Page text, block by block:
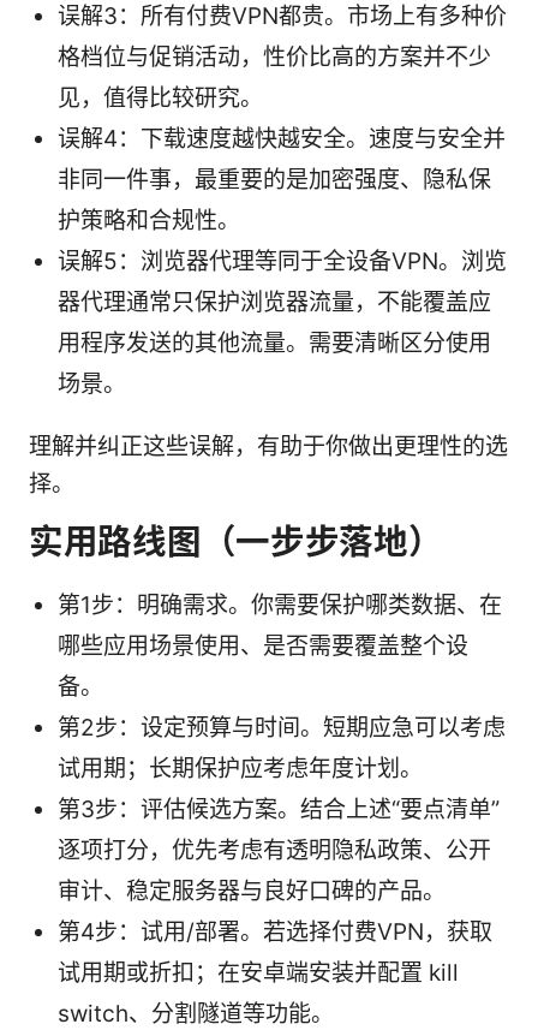
误解3：所有付费VPN都贵。市场上有多种价
格档位与促销活动，性价比高的方案并不少
见，值得比较研究。
误解4：下载速度越快越安全。速度与安全并
非同一件事，最重要的是加密强度、隐私保
护策略和合规性。
误解5：浏览器代理等同于全设备VPN。浏览
器代理通常只保护浏览器流量，不能覆盖应
用程序发送的其他流量。需要清晰区分使用
场景。
理解并纠正这些误解，有助于你做出更理性的选
择。
实用路线图（一步步落地）
第1步：明确需求。你需要保护哪类数据、在
哪些应用场景使用、是否需要覆盖整个设
备。
第2步：设定预算与时间。短期应急可以考虑
试用期；长期保护应考虑年度计划。
第3步：评估候选方案。结合上述“要点清单”
逐项打分，优先考虑有透明隐私政策、公开
审计、稳定服务器与良好口碑的产品。
第4步：试用/部署。若选择付费VPN，获取
试用期或折扣；在安卓端安装并配置 kill
switch、分割隧道等功能。